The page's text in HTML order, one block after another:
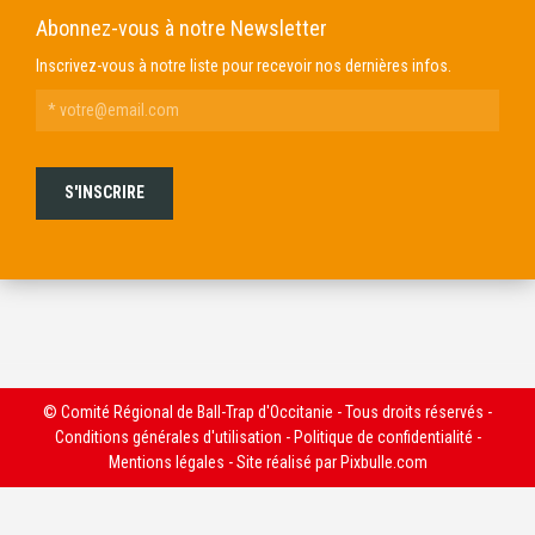
Abonnez-vous à notre Newsletter
Inscrivez-vous à notre liste pour recevoir nos dernières infos.
© Comité Régional de Ball-Trap d'Occitanie - Tous droits réservés -
Conditions générales d'utilisation - Politique de confidentialité -
Mentions légales - Site réalisé par Pixbulle.com